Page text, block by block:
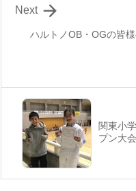
ハルトノOB・OGの皆

Next
関東小
プン大